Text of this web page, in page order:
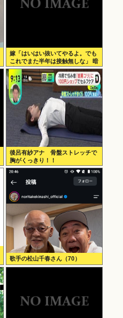
嫁「はいはい抜いてやるよ。でも
これでまた半年は接触無しな」 暗
黙のこれツラ過ぎるだろ
後呂有紗アナ 骨盤ストレッチで
胸がくっきり！！
歌手の松山千春さん（70）